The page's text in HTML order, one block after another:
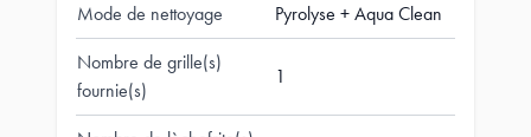
Mode de nettoyage Pyrolyse + Aqua Clean
Nombre de grille(s)
fournie(s)
1